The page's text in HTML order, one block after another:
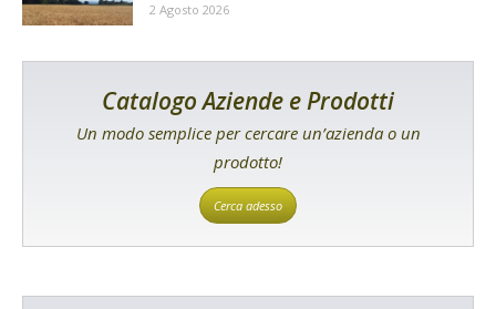
2 Agosto 2026
Catalogo Aziende e Prodotti
Un modo semplice per cercare un’azienda o un
prodotto!
Cerca adesso